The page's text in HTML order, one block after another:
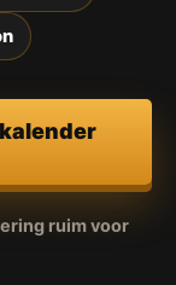
ruim voor